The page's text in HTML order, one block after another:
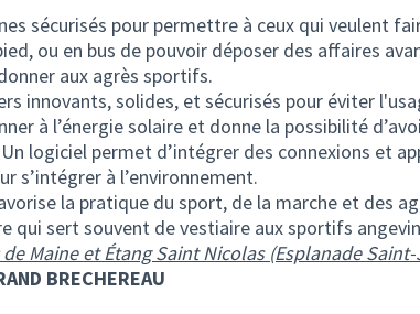
sécurisés pour permettre à ceux qui veulent
ou en bus de pouvoir déposer des affaires
aux agrès sportifs.
innovants, solides, et sécurisés pour éviter
à l’énergie solaire et donne la possibilité
logiciel permet d’intégrer des connexions et
s’intégrer à l’environnement.
la pratique du sport, de la marche et des
qui sert souvent de vestiaire aux sportifs
de Maine et Étang Saint Nicolas (Esplanade
BRECHEREAU